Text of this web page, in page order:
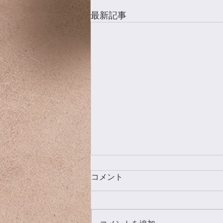
最新記事
灰の手入れ
コメント